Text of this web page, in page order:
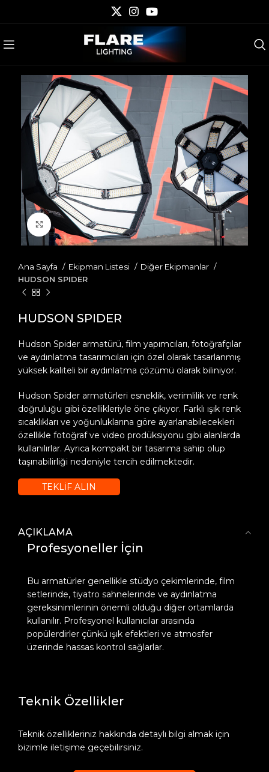
Click to enlarge
Ana Sayfa Ekipman Listesi
Diğer Ekipmanlar
HUDSON SPIDER
HUDSON SPIDER
Hudson Spider armatürü, film yapımcıları, fotoğrafçılar
ve aydınlatma tasarımcıları için özel olarak tasarlanmış
yüksek kaliteli bir aydınlatma çözümü olarak biliniyor.
Hudson Spider armatürleri esneklik, verimlilik ve renk
doğruluğu gibi özellikleriyle öne çıkıyor. Farklı ışık renk
sıcaklıkları ve yoğunluklarına göre ayarlanabilecekleri
özellikle fotoğraf ve video prodüksiyonu gibi alanlarda
kullanılırlar. Ayrıca kompakt bir tasarıma sahip olup
taşınabilirliği nedeniyle tercih edilmektedir.
TEKLİF ALIN
AÇIKLAMA
Profesyoneller İçin
Bu armatürler genellikle stüdyo çekimlerinde, film
setlerinde, tiyatro sahnelerinde ve aydınlatma
gereksinimlerinin önemli olduğu diğer ortamlarda
kullanılır. Profesyonel kullanıcılar arasında
popülerdirler çünkü ışık efektleri ve atmosfer
üzerinde hassas kontrol sağlarlar.
Teknik Özellikler
Teknik özellikleriniz hakkında detaylı bilgi almak için
bizimle iletişime geçebilirsiniz.